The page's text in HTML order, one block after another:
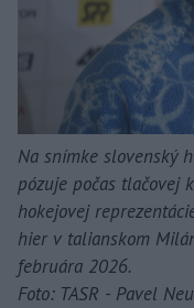
Na snímke slovenský
pózuje počas tlačovej
hokejovej
hier v talianskom
februára 2026.
Foto: TASR - Pavel